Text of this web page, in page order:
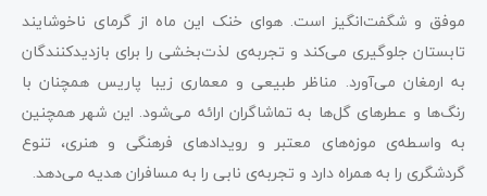
موفق و شگفت‌انگیز است. هوای خنک این ماه از گرمای ناخوشایند
تابستان جلوگیری می‌کند و تجربه‌ی لذت‌بخشی را برای بازدیدکنندگان
به ارمغان می‌آورد. مناظر طبیعی و معماری زیبا پاریس همچنان با
رنگ‌ها و عطرهای گل‌ها به تماشاگران ارائه می‌شود. این شهر همچنین
به واسطه‌ی موزه‌های معتبر و رویدادهای فرهنگی و هنری، تنوع
گردشگری را به همراه دارد و تجربه‌ی نابی را به مسافران هدیه می‌دهد.